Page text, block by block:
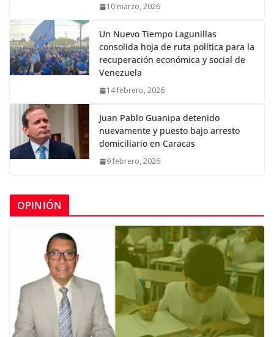
10 marzo, 2026
Un Nuevo Tiempo Lagunillas
consolida hoja de ruta política para la
recuperación económica y social de
Venezuela
14 febrero, 2026
Juan Pablo Guanipa detenido
nuevamente y puesto bajo arresto
domiciliario en Caracas
9 febrero, 2026
OPINIÓN